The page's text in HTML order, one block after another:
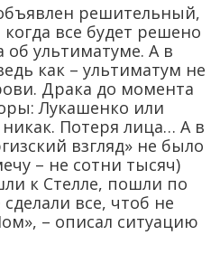
решительный,
все будет решено
об ультиматуме. А в
как – ультиматум не
Драка до момента
Лукашенко или
Потеря лица… А в
взгляд» не было
– не сотни тысяч)
к Стелле, пошли по
все, чтоб не
– описал ситуацию